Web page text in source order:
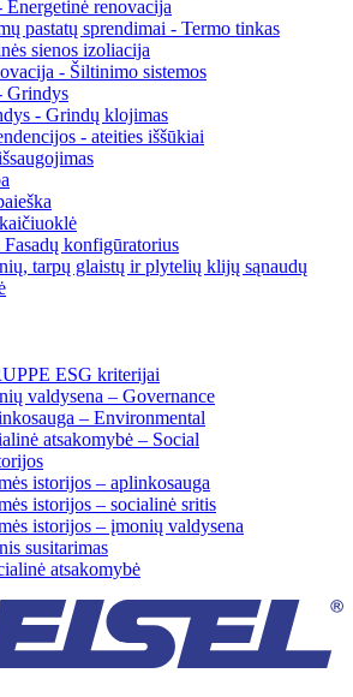
Energetinė renovacija
pastatų sprendimai - Termo tinkas
sienos izoliacija
- Šiltinimo sistemos
Grindys
- Grindų klojimas
- ateities iššūkiai
konfigūratorius
tarpų glaistų ir plytelių klijų sąnaudų
ESG kriterijai
valdysena – Governance
– Environmental
atsakomybė – Social
istorijos – aplinkosauga
istorijos – socialinė sritis
istorijos – įmonių valdysena
susitarimas
atsakomybė